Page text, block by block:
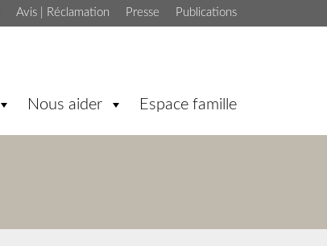
Publications
Presse
Avis | Réclamation
Nous aider Espace famille